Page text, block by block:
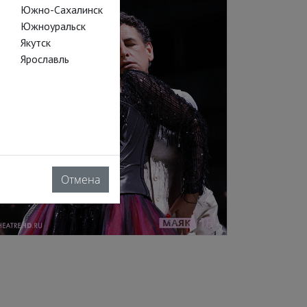
Южно-Сахалинск
Южноуральск
Якутск
Ярославль
Отмена